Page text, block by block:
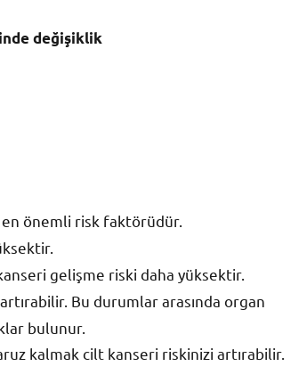
değişiklik
önemli risk faktörüdür.
gelişme riski daha yüksektir.
Bu durumlar arasında organ
bulunur.
kalmak cilt kanseri riskinizi artırabilir.